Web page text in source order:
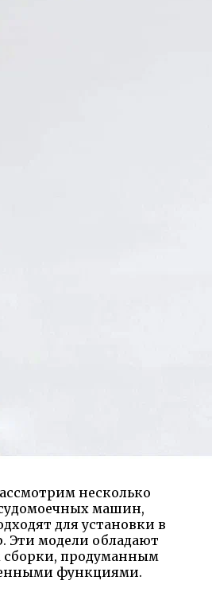
несколько
машин,
для установки в
Эти модели обладают
сборки, продуманным
функциями.